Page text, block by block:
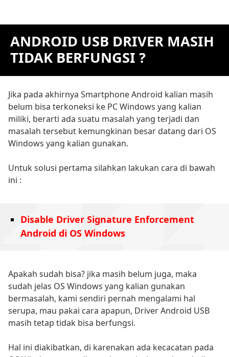
ANDROID USB DRIVER MASIH
TIDAK BERFUNGSI ?
Jika pada akhirnya Smartphone Android kalian masih
belum bisa terkoneksi ke PC Windows yang kalian
miliki, berarti ada suatu masalah yang terjadi dan
masalah tersebut kemungkinan besar datang dari OS
Windows yang kalian gunakan.
Untuk solusi pertama silahkan lakukan cara di bawah
ini :
Disable Driver Signature Enforcement
Android di OS Windows
Apakah sudah bisa? jika masih belum juga, maka
sudah jelas OS Windows yang kalian gunakan
bermasalah, kami sendiri pernah mengalami hal
serupa, mau pakai cara apapun, Driver Android USB
masih tetap tidak bisa berfungsi.
Hal ini diakibatkan, di karenakan ada kecacatan pada